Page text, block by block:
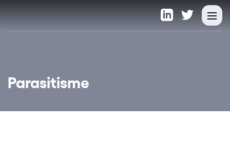
Parasitisme